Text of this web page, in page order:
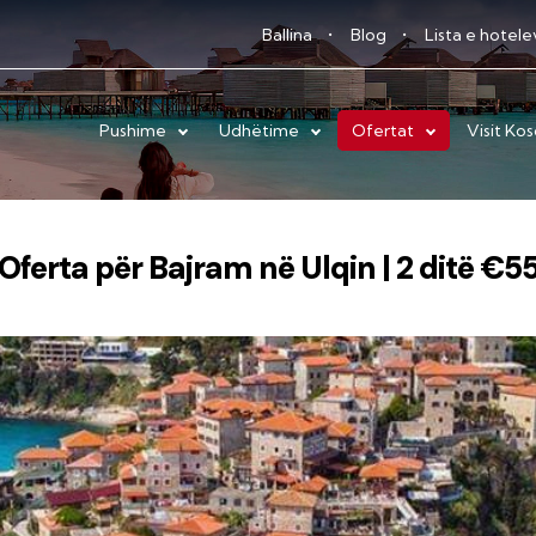
Ballina Blog Lista e
Pushime Udhëtime Ofertat Visit
për Bajram në Ulqin | 2 ditë